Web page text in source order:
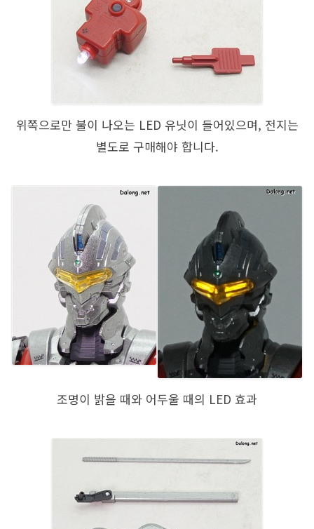
위쪽으로만 불이 나오는 LED 유닛이 들어있으며, 전지는
별도로 구매해야 합니다.
조명이 밝을 때와 어두울 때의 LED 효과